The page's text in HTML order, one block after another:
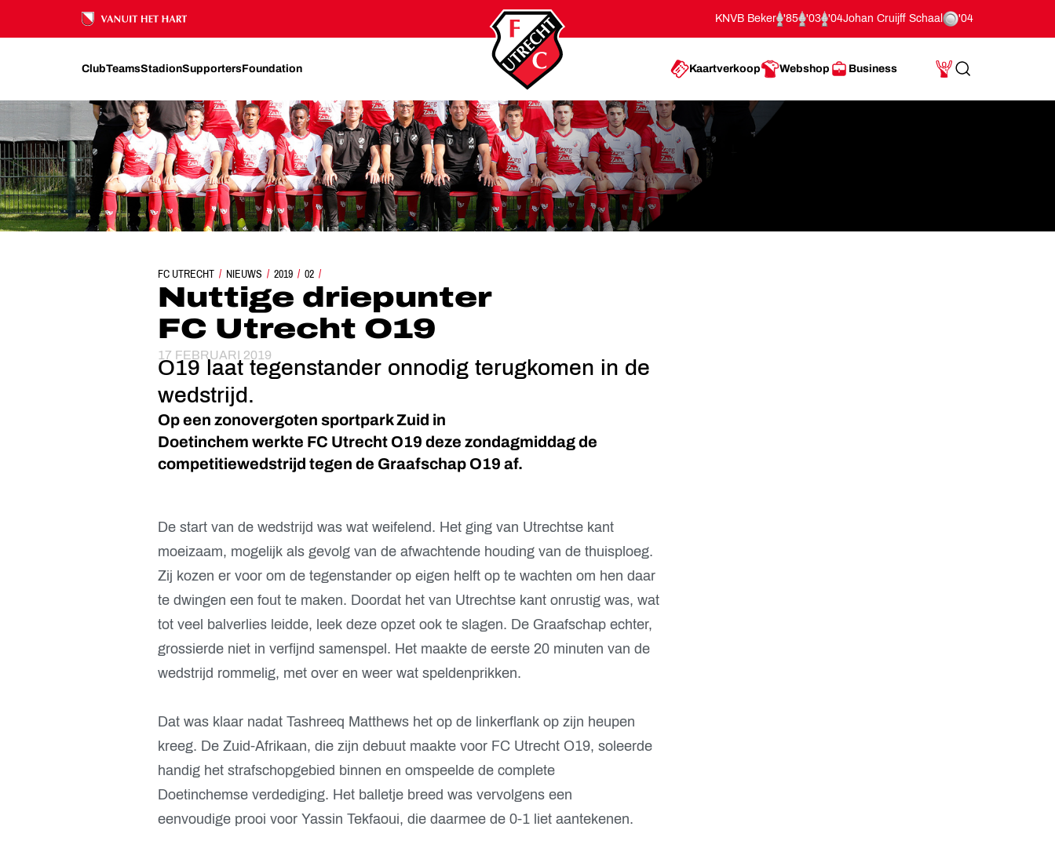
Ons nalatenschap
KNVB Beker '85 '03 '04Johan Cruijff Schaal '04
ClubTeamsStadionSupportersFoundation Kaartverkoop Webshop Business
Mijn Account
Search
FC UTRECHT NIEUWS 2019 02
NUTTIGE DRIEPUNTER FC UTRECHT O19
Nuttige driepunter
FC Utrecht O19
17 FEBRUARI 2019
O19 laat tegenstander onnodig terugkomen in de
wedstrijd.
Op een zonovergoten sportpark Zuid in
Doetinchem werkte FC Utrecht O19 deze zondagmiddag de
competitiewedstrijd tegen de Graafschap O19 af.
De start van de wedstrijd was wat weifelend. Het ging van Utrechtse kant
moeizaam, mogelijk als gevolg van de afwachtende houding van de thuisploeg.
Zij kozen er voor om de tegenstander op eigen helft op te wachten om hen daar
te dwingen een fout te maken. Doordat het van Utrechtse kant onrustig was, wat
tot veel balverlies leidde, leek deze opzet ook te slagen. De Graafschap echter,
grossierde niet in verfijnd samenspel. Het maakte de eerste 20 minuten van de
wedstrijd rommelig, met over en weer wat speldenprikken.
Dat was klaar nadat Tashreeq Matthews het op de linkerflank op zijn heupen
kreeg. De Zuid-Afrikaan, die zijn debuut maakte voor FC Utrecht O19, soleerde
handig het strafschopgebied binnen en omspeelde de complete
Doetinchemse verdediging. Het balletje breed was vervolgens een
eenvoudige prooi voor Yassin Tekfaoui, die daarmee de 0-1 liet aantekenen.